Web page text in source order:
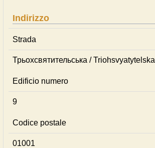
Indirizzo
Strada
Трьохсвятительська / Triohsvyatytelska
Edificio numero
9
Codice postale
01001